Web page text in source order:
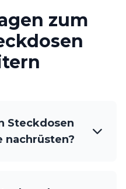
zum
Steckdosen
nachrüsten?